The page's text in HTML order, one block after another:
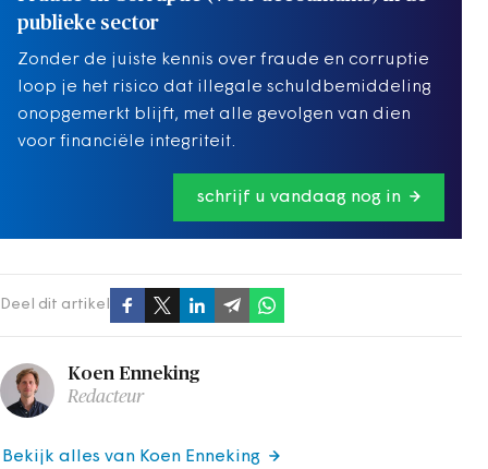
publieke sector
Zonder de juiste kennis over fraude en corruptie
loop je het risico dat illegale schuldbemiddeling
onopgemerkt blijft, met alle gevolgen van dien
voor financiële integriteit.
schrijf u vandaag nog in
Deel dit artikel
Koen Enneking
Redacteur
Bekijk alles van Koen Enneking